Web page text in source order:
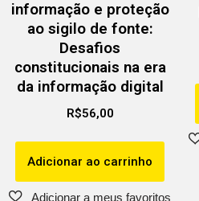
informação e proteção
ao sigilo de fonte:
Desafios
constitucionais na era
da informação digital
R$56,00
Adicionar ao carrinho